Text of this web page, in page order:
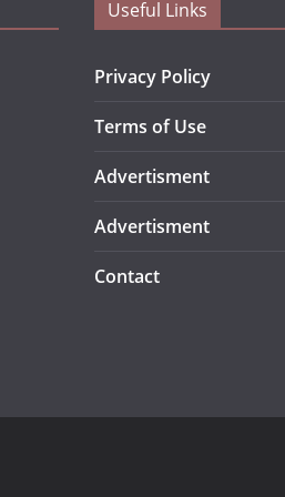
Useful Links
Privacy Policy
Terms of Use
Advertisment
Advertisment
Contact